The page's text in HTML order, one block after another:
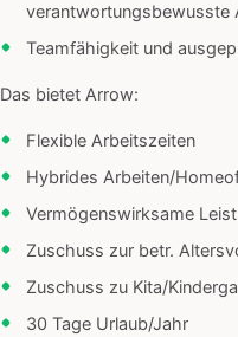
verantwortungsbewusste
Teamfähigkeit und
Das bietet Arrow:
Flexible Arbeitszeiten
Hybrides Arbeiten/
Vermögenswirksame
Zuschuss zur betr.
Zuschuss zu Kita/
30 Tage Urlaub/Jahr